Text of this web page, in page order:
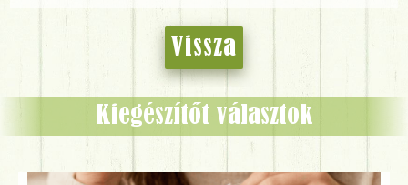
Vissza
Kiegészítőt választok